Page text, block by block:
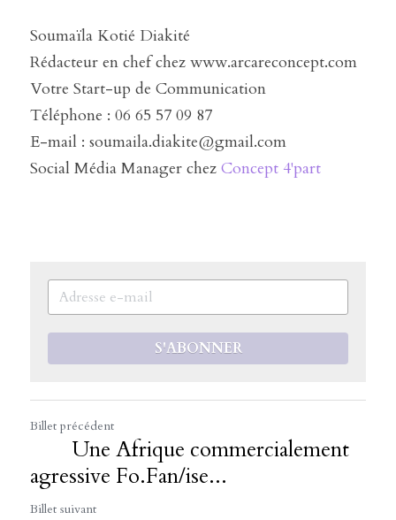
Soumaïla Kotié Diakité
Rédacteur en chef chez www.arcareconcept.com
Votre Start-up de Communication
Téléphone : 06 65 57 09 87
E-mail : soumaila.diakite@gmail.com
Social Média Manager chez Concept 4'part
S'ABONNER
Billet précédent
Une Afrique commercialement
agressive Fo.Fan/ise...
Billet suivant